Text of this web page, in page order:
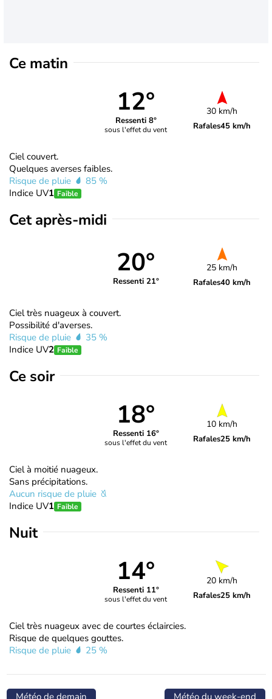
Ce matin
12°
Ressenti 8°
sous l'effet du vent
30 km/h
Rafales45 km/h
Ciel couvert.
Quelques averses faibles.
Risque de pluie
85 %
Indice UV1 Faible
Cet après-midi
20°
Ressenti 21°
25 km/h
Rafales40 km/h
Ciel très nuageux à couvert.
Possibilité d'averses.
Risque de pluie
35 %
Indice UV2 Faible
Ce soir
18°
Ressenti 16°
sous l'effet du vent
10 km/h
Rafales25 km/h
Ciel à moitié nuageux.
Sans précipitations.
Aucun risque de pluie
Indice UV1 Faible
Nuit
14°
Ressenti 11°
sous l'effet du vent
20 km/h
Rafales25 km/h
Ciel très nuageux avec de courtes éclaircies.
Risque de quelques gouttes.
Risque de pluie
25 %
Météo de demain Météo du week-end